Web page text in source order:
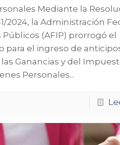
Mediante la
2024, la Administración
(AFIP) prorrogó el
para el ingreso de
Ganancias y del
Personales...